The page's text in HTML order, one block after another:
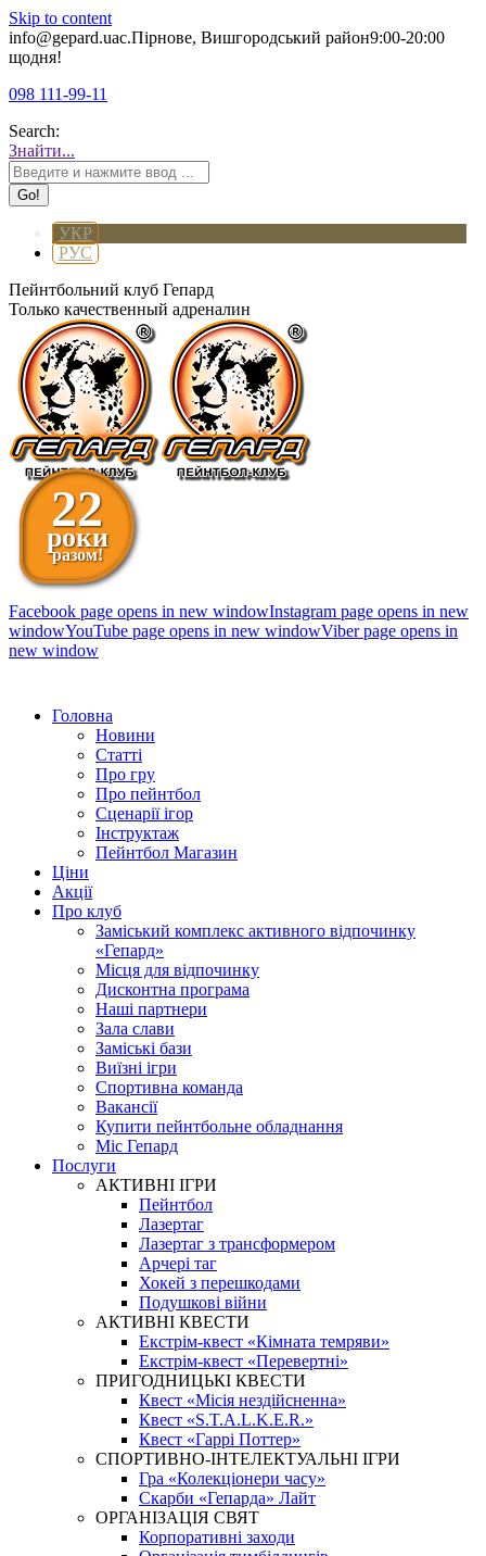
Skip to content
info@gepard.uaс.Пірнове, Вишгородський район9:00-20:00
щодня!
098 111-99-11
Search:
Знайти...
УКР
РУС
Пейнтбольний клуб Гепард
Только качественный адреналин
22
роки
разом!
Facebook page opens in new windowInstagram page opens in new
windowYouTube page opens in new windowViber page opens in
new window
Головна
Новини
Статті
Про гру
Про пейнтбол
Сценарії ігор
Інструктаж
Пейнтбол Магазин
Ціни
Акції
Про клуб
Заміський комплекс активного відпочинку
«Гепард»
Місця для відпочинку
Дисконтна програма
Наші партнери
Зала слави
Заміські бази
Виїзні ігри
Спортивна команда
Вакансії
Купити пейнтбольне обладнання
Міс Гепард
Послуги
АКТИВНІ ІГРИ
Пейнтбол
Лазертаг
Лазертаг з трансформером
Арчері таг
Хокей з перешкодами
Подушкові війни
АКТИВНІ КВЕСТИ
Екстрім-квест «Кімната темряви»
Екстрім-квест «Перевертні»
ПРИГОДНИЦЬКІ КВЕСТИ
Квест «Місія нездійсненна»
Квест «S.T.A.L.K.E.R.»
Квест «Гаррі Поттер»
СПОРТИВНО-ІНТЕЛЕКТУАЛЬНІ ІГРИ
Гра «Колекціонери часу»
Скарби «Гепарда» Лайт
ОРГАНІЗАЦІЯ СВЯТ
Корпоративні заходи